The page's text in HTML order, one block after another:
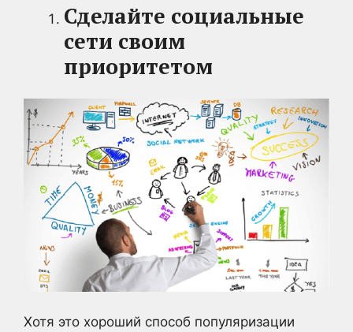
Сделайте социальные
сети своим
приоритетом
Хотя это хороший способ популяризации